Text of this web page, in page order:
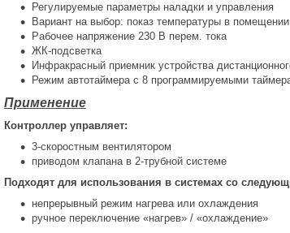
Регулируемые параметры наладки и управления
Вариант на выбор: показ температуры в
Рабочее напряжение 230 В перем. тока
ЖК-подсветка
Инфракрасный приемник устройства
Режим автотаймера с 8 программируемыми
Применение
Контроллер управляет:
3-скоростным вентилятором
приводом клапана в 2-трубной системе
Подходят для использования в системах со
непрерывный режим нагрева или охлаждения
ручное переключение «нагрев» / «охлаждение»